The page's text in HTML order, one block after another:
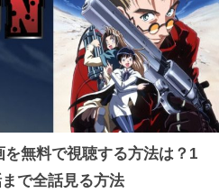
を無料で視聴する方法は？1
で全話見る方法